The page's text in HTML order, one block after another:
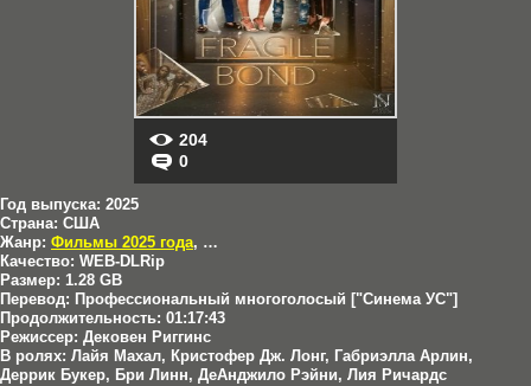
204
0
Год выпуска: 2025
Страна: США
Жанр: Фильмы 2025 года, Драмы
Качество: WEB-DLRip
Размер: 1.28 GB
Перевод: Профессиональный многоголосый ["Синема УС"]
Продолжительность: 01:17:43
Режиссер: Дековен Риггинс
В ролях: Лайя Махал, Кристофер Дж. Лонг, Габриэлла Арлин,
Деррик Букер, Бри Линн, ДеАнджило Рэйни, Лия Ричардс